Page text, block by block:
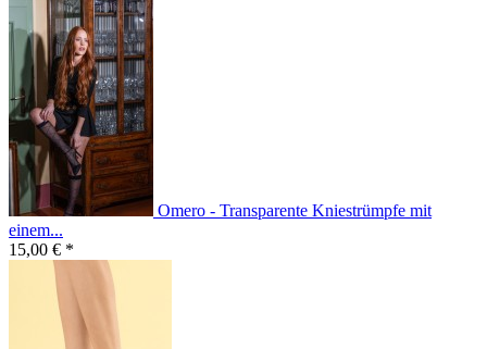
Omero - Transparente Kniestrümpfe mit
einem...
15,00 € *